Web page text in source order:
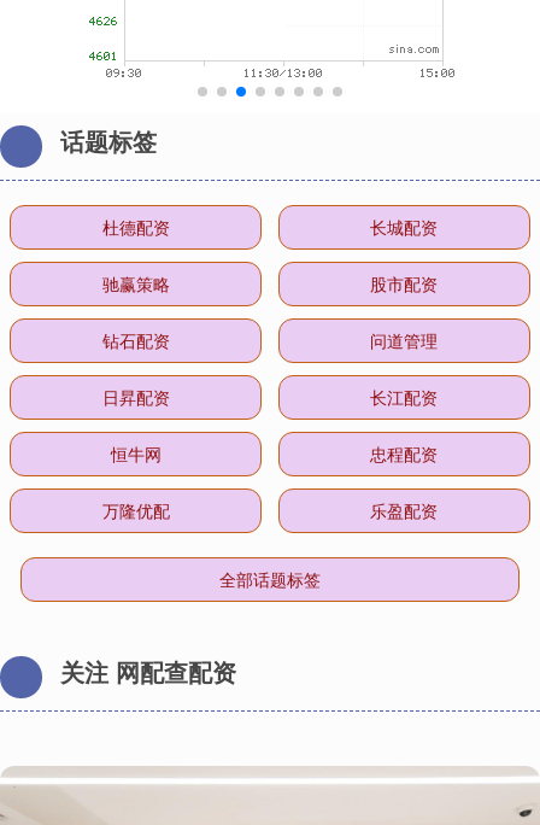
话题标签
杜德配资 长城配资
驰赢策略 股市配资
钻石配资 问道管理
日昇配资 长江配资
恒牛网 忠程配资
万隆优配 乐盈配资
全部话题标签
关注 网配查配资